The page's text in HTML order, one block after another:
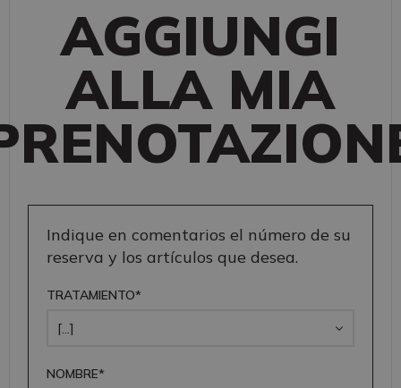
AGGIUNGI
ALLA MIA
Indique en comentarios el número de su
reserva y los artículos que desea.
TRATAMIENTO*
NOMBRE*